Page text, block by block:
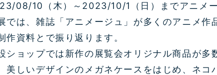
08/10（木）～2023/10/1（日）までアニメー
では、雑誌「アニメージュ」が多くのアニメ
作資料とで振り返ります。
ショップでは新作の展覧会オリジナル商品が
美しいデザインのメガネケースをはじめ、ネ